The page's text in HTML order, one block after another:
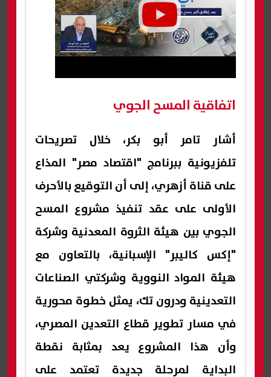
اتفاقية المسح الجوي
أشار تامر أبو بكر، خلال تصريحات
تلفزيونية ببرنامج "اقتصاد مصر" المذاع
على قناة أزهري، إلى أن التوقيع بالأحرف
الأولى على عقد تنفيذ مشروع المسح
الجوي بين هيئة الثروة المعدنية وشركة
"إكس كاليبر" الإسبانية، بالتعاون مع
هيئة المواد النووية وشركتي الصناعات
التعدينية ودرون تك، يمثل خطوة محورية
في مسار تطوير قطاع التعدين المصري،
وأن هذا المشروع يعد بمثابة نقطة
البداية لمرحلة جديدة تعتمد على